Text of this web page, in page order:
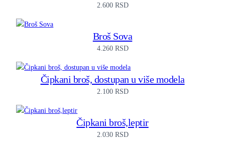
2.600 RSD
Broš Sova
4.260 RSD
Čipkani broš, dostupan u više modela
2.100 RSD
Čipkani broš,leptir
2.030 RSD